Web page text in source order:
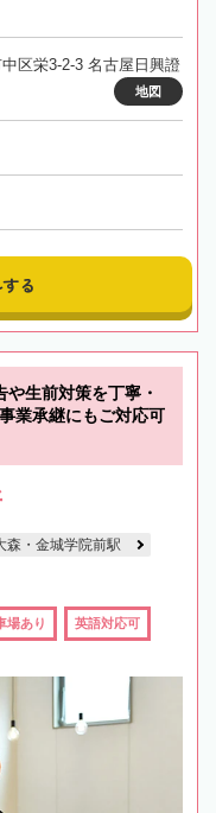
区栄3-2-3 名古屋日興證
地図
る
や生前対策を丁寧・
業承継にもご対応可
森・金城学院前駅
場あり 英語対応可